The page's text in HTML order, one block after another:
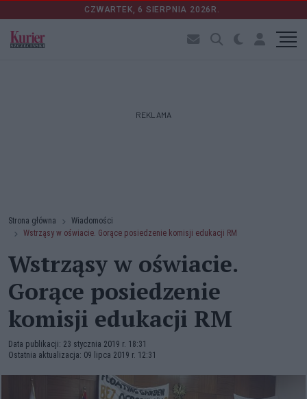
CZWARTEK, 6 SIERPNIA 2026R.
REKLAMA
Strona główna
Wiadomości
Wstrząsy w oświacie. Gorące posiedzenie komisji edukacji RM
Wstrząsy w oświacie.
Gorące posiedzenie
komisji edukacji RM
Data publikacji: 23 stycznia 2019 r. 18:31
Ostatnia aktualizacja: 09 lipca 2019 r. 12:31